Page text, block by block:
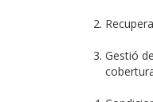
Gestió